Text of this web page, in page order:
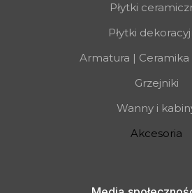
Płytki
Płytki
Armatura |
Grzejniki
Wanny i
Akcesoria